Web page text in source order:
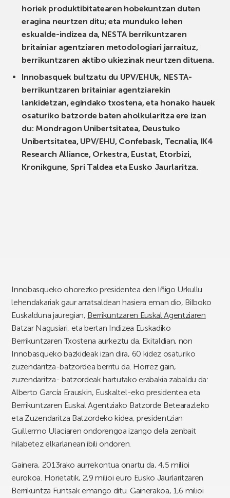
horiek produktibitatearen hobekuntzan duten
eragina neurtzen ditu; eta munduko lehen
eskualde-indizea da, NESTA berrikuntzaren
britainiar agentziaren metodologiari jarraituz,
berrikuntzaren aktibo ukiezinak neurtzen dituena.
Innobasquek bultzatu du UPV/EHUk, NESTA-
berrikuntzaren britainiar agentziarekin
lankidetzan, egindako txostena, eta honako hauek
osaturiko batzorde baten aholkularitza ere izan
du: Mondragon Unibertsitatea, Deustuko
Unibertsitatea, UPV/EHU, Confebask, Tecnalia, IK4
Research Alliance, Orkestra, Eustat, Etorbizi,
Kronikgune, Spri Taldea eta Eusko Jaurlaritza.
Innobasqueko ohorezko presidentea den Iñigo Urkullu
lehendakariak gaur arratsaldean hasiera eman dio, Bilboko
Euskalduna jauregian, Berrikuntzaren Euskal Agentziaren
Batzar Nagusiari, eta bertan Indizea Euskadiko
Berrikuntzaren Txostena aurkeztu da. Ekitaldian, non
Innobasqueko bazkideak izan dira, 60 kidez osaturiko
zuzendaritza-batzordea berritu da. Horrez gain,
zuzendaritza- batzordeak hartutako erabakia zabaldu da:
Alberto García Erauskin, Euskaltel-eko presidentea eta
Berrikuntzaren Euskal Agentziako Batzorde Betearazleko
eta Zuzendaritza Batzordeko kidea, presidentzian
Guillermo Ulaciaren ondorengoa izango dela zenbait
hilabetez elkarlanean ibili ondoren.
Gainera, 2013rako aurrekontua onartu da, 4,5 milioi
eurokoa. Horietatik, 2,9 milioi euro Eusko Jaurlaritzaren
Berrikuntza Funtsak emango ditu. Gainerakoa, 1,6 milioi